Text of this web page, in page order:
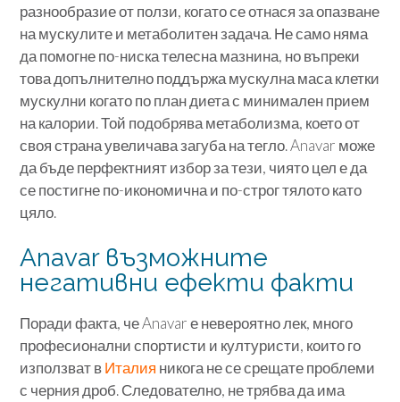
разнообразие от ползи, когато се отнася за опазване
на мускулите и метаболитен задача. Не само няма
да помогне по-ниска телесна мазнина, но въпреки
това допълнително поддържа мускулна маса клетки
мускулни когато по план диета с минимален прием
на калории. Той подобрява метаболизма, което от
своя страна увеличава загуба на тегло. Anavar може
да бъде перфектният избор за тези, чиято цел е да
се постигне по-икономична и по-строг тялото като
цяло.
Anavar възможните
негативни ефекти факти
Поради факта, че Anavar е невероятно лек, много
професионални спортисти и културисти, които го
използват вИталия никога не се срещате проблеми
с черния дроб. Следователно, не трябва да има